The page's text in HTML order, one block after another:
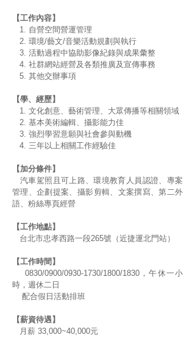
【工作內容】
1. 自營空間營運管理
2. 環境/藝文/音樂活動規劃與執行
3. 活動過程中協助影像紀錄與成果彙整
4. 社群網站經營及各類推廣及宣傳事務
5. 其他交辦事項
【學、經歷】
1. 文化創意、藝術管理、大眾傳播等相關領域
2. 基本美術編輯、攝影能力佳
3. 強烈學習意願與社會參與動機
4. 三年以上相關工作經驗佳
【加分條件】
汽車駕照且可上路、環境教育人員認證、專案
管理、企劃提案、攝影剪輯、文案撰寫、第二外
語、粉絲專頁經營
【工作地點】
台北市忠孝西路一段265號（近捷運北門站）
【工作時間】
0830/0900/0930-1730/1800/1830，午休一小
時，週休二日
配合假日活動排班
【薪資待遇】
月薪 33,000~40,000元